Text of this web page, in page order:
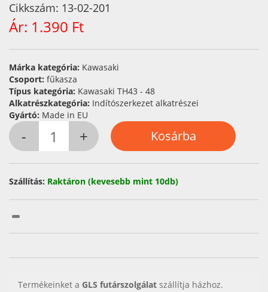
Cikkszám: 13-02-201
Ár: 1.390 Ft
Márka kategória: Kawasaki
Csoport: fűkasza
Típus kategória: Kawasaki TH43 - 48
Alkatrészkategória: Indítószerkezet alkatrészei
Gyártó: Made in EU
Szállítás: Raktáron (kevesebb mint 10db)
Termékeinket a GLS futárszolgálat szállítja házhoz.